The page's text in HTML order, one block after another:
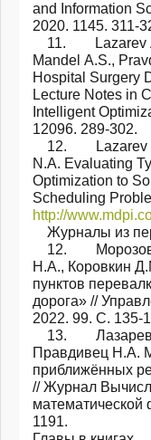
and Information
2020. 1145. 311-
11. Lazarev
Mandel А.S.,
Hospital Surgery
Lecture Notes in
Intelligent
12096. 289-302.
12. Lazarev
N.A. Evaluating
Optimization to
Scheduling
http://
Журналы из
12. Морозов
Н.А., Коровкин
пунктов
дорога» //
2022. 99. С. 135-
13. Лазарев
Правдивец Н.А.
приближённых
// Журнал
1191.